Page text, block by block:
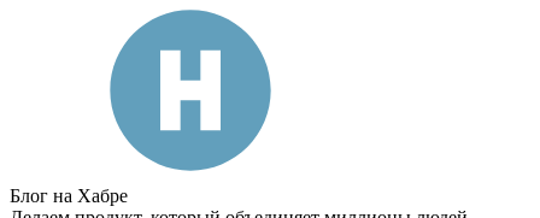
Блог на Хабре